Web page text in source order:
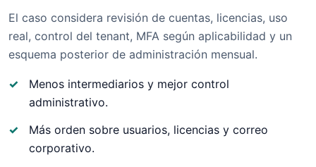
El caso considera revisión de cuentas, licencias, uso
real, control del tenant, MFA según aplicabilidad y un
esquema posterior de administración mensual.
Menos intermediarios y mejor control
administrativo.
Más orden sobre usuarios, licencias y correo
corporativo.